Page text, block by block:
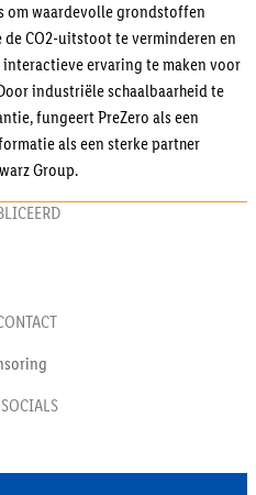
om waardevolle grondstoffen
CO2-uitstoot te verminderen en
ervaring te maken voor
industriële schaalbaarheid te
fungeert PreZero als een
als een sterke partner
Group.